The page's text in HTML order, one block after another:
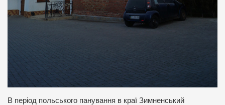
В період польського панування в краї Зимненський